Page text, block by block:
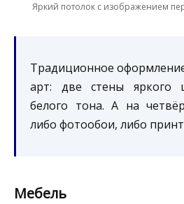
Яркий потолок с изображением
Традиционное
арт: две стены яркого
белого тона. А на
либо фотообои, либо
Мебель